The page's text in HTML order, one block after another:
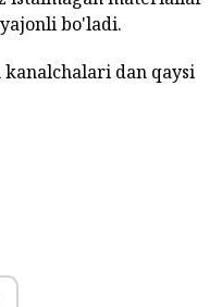
bo'ladi.
dan qaysi